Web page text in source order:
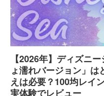
【2026年】ディズニ
ょ濡れバージョン」
えは必要？100均レイ
実体験でレビュー